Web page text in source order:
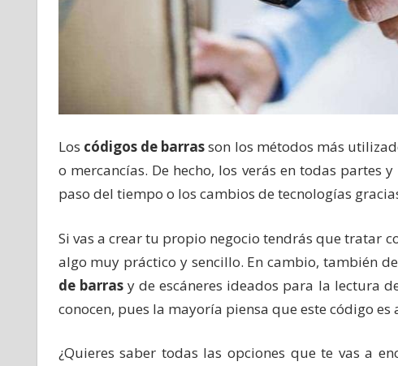
Los códigos de barrasson los métodos más
o mercancías. De hecho, los verás en todas partes
paso del tiempo o los cambios de tecnologías
Si vas a crear tu propio negocio tendrás que tratar
algo muy práctico y sencillo. En cambio, también
de barrasy de escáneres ideados para la lectura
conocen, pues la mayoría piensa que este código es
¿Quieres saber todas las opciones que te vas a